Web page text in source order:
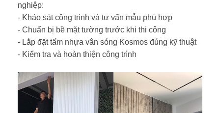
nghiệp:
- Khảo sát công trình và tư vấn mẫu phù hợp
- Chuẩn bị bề mặt tường trước khi thi công
- Lắp đặt tấm nhựa vân sóng Kosmos đúng kỹ thuật
- Kiểm tra và hoàn thiện công trình